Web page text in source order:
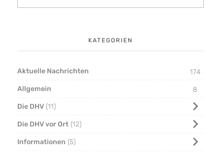
KATEGORIEN
Aktuelle Nachrichten
174
Allgemein
8
Die DHV 11
Die DHV vor Ort 12
Informationen 5